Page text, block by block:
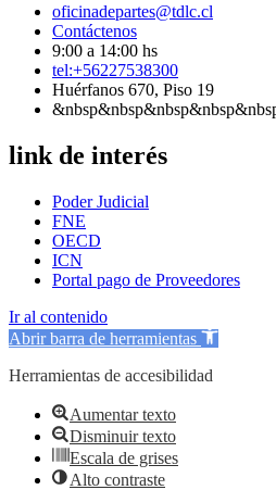
oficinadepartes@tdlc.cl
Contáctenos
9:00 a 14:00 hs
tel:+56227538300
Huérfanos 670, Piso 19
link de interés
Poder Judicial
FNE
OECD
ICN
Portal pago de Proveedores
Ir al contenido
Abrir barra de herramientas
Herramientas de accesibilidad
Aumentar texto
Disminuir texto
Escala de grises
Alto contraste